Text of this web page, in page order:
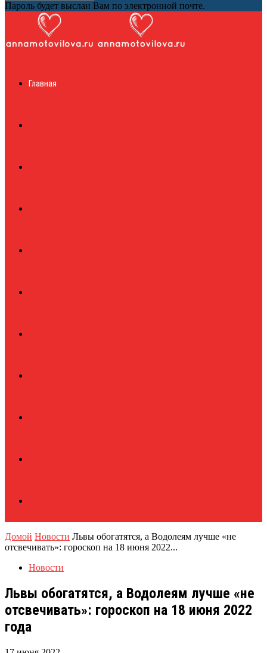
Пароль будет выслан Вам по электронной почте.
журналГлавная
Домой Новости Львы обогатятся, а Водолеям лучше «не
отсвечивать»: гороскоп на 18 июня 2022...
Новости
Львы обогатятся, а Водолеям лучше «не
отсвечивать»: гороскоп на 18 июня 2022
года